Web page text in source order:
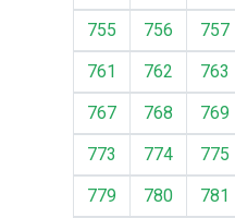
755
756 757
761
762 763
767
768 769
773
774 775
779
780 781